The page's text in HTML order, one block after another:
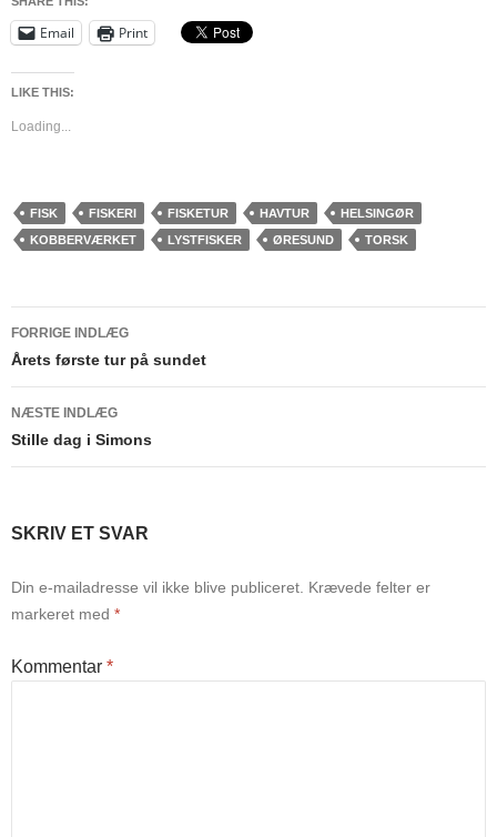
Email Print
LIKE THIS:
Loading...
FISK FISKERI FISKETUR HAVTUR
HELSINGØR
KOBBERVÆRKET
LYSTFISKER ØRESUND TORSK
Indlægsnavigation
FORRIGE INDLÆG
Årets første tur på sundet
NÆSTE INDLÆG
Stille dag i Simons
SKRIV ET SVAR
Din e-mailadresse vil ikke blive publiceret. Krævede felter er
markeret med *
Kommentar *